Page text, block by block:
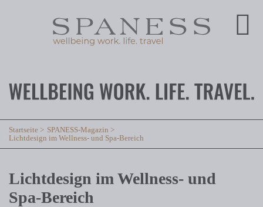
Startseite
SPANESS-Magazin
Lichtdesign im Wellness- und Spa-Bereich
Lichtdesign im Wellness- und
Spa-Bereich